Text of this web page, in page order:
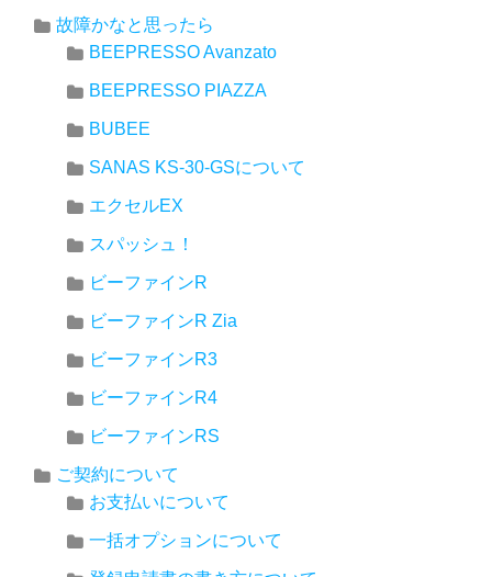
故障かなと思ったら
BEEPRESSO Avanzato
BEEPRESSO PIAZZA
BUBEE
SANAS KS-30-GSについて
エクセルEX
スパッシュ！
ビーファインR
ビーファインR Zia
ビーファインR3
ビーファインR4
ビーファインRS
ご契約について
お支払いについて
一括オプションについて